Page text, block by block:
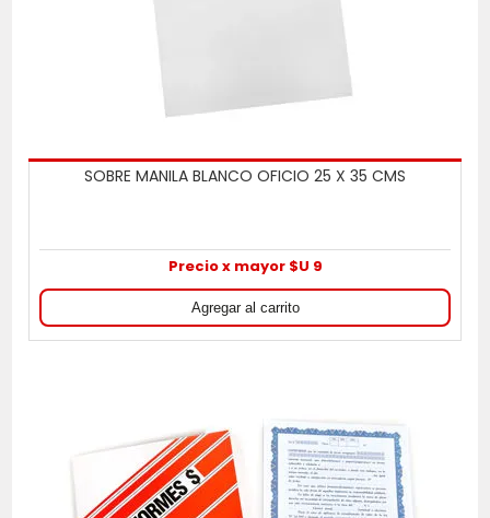
SOBRE MANILA BLANCO OFICIO 25 X 35 CMS
Precio x mayor $U 9